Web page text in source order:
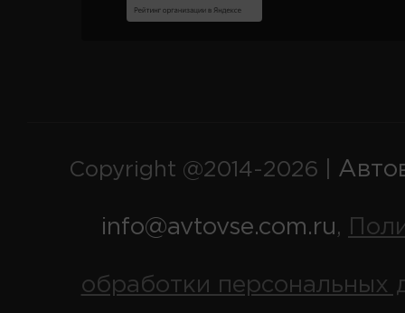
Copyright @2014-2026 |
info@avtovse.com.ru,
обработки персональных